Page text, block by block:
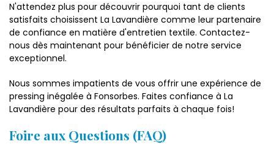
N'attendez plus pour découvrir pourquoi tant de clients
satisfaits choisissent La Lavandière comme leur partenaire
de confiance en matière d'entretien textile. Contactez-
nous dès maintenant pour bénéficier de notre service
exceptionnel.
Nous sommes impatients de vous offrir une expérience de
pressing inégalée à Fonsorbes. Faites confiance à La
Lavandière pour des résultats parfaits à chaque fois!
Foire aux Questions (FAQ)